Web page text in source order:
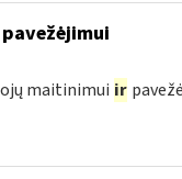
maitinimui ir